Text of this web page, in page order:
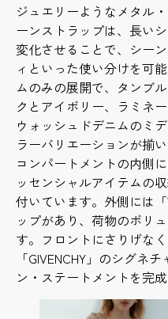
ジュエリーようなメタル
ーンストラップは、長い
変化させることで、シー
ィといった使い分けを可
ムのみの展開で、タンブ
クとアイボリー、ラミネ
ウォッシュドデニムのミ
ラーバリエーションが揃
コンパートメントの内側
ッセンシャルアイテムの
付いています。外側には
ップがあり、荷物のボリ
す。フロントにさりげな
「GIVENCHY」のシグネ
ン・ステートメントを完